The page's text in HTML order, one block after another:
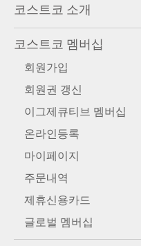
코스트코 소개
코스트코 멤버십
회원가입
회원권 갱신
이그제큐티브 멤버십
온라인등록
마이페이지
주문내역
제휴신용카드
글로벌 멤버십